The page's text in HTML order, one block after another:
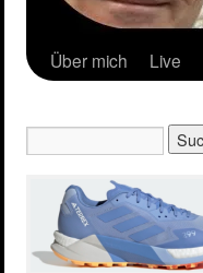
Über mich Live